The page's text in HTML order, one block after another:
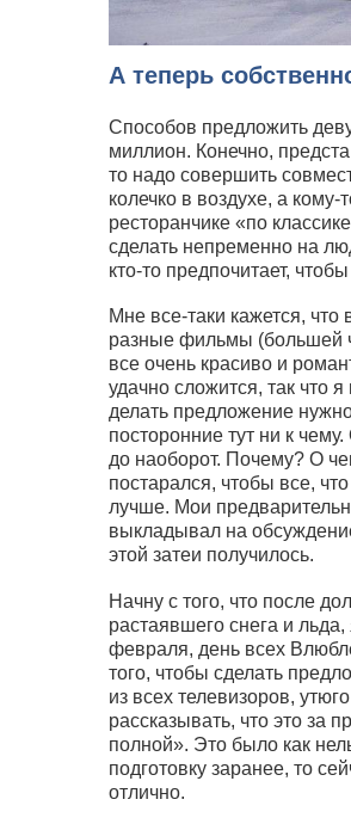
А теперь
Способов предложить
миллион. Конечно,
то надо совершить
колечко в воздухе, а
ресторанчике «по
сделать непременно на
кто-то предпочитает,
Мне все-таки кажется,
разные фильмы (большей
все очень красиво и
удачно сложится, так что
делать предложение
посторонние тут ни к
до наоборот. Почему? О
постарался, чтобы все,
лучше. Мои
выкладывал на
этой затеи получилось.
Начну с того, что после
растаявшего снега и
февраля, день всех
того, чтобы сделать
из всех телевизоров,
рассказывать, что это за
полной». Это было как
подготовку заранее, то
отлично.